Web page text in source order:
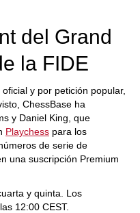
del Grand
la FIDE
y por petición popular,
ChessBase ha
y Daniel King, que
Playchess para los
de serie de
una suscripción Premium
y quinta. Los
12:00 CEST.